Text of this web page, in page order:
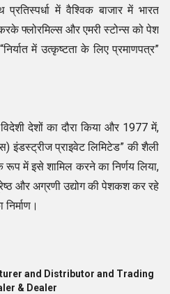
में वैश्विक बाजार में भारत
फ्लोरमिल्स और एमरी स्टोन्स को पेश
में उत्कृष्टता के लिए प्रमाणपत्र”
देशों का दौरा किया और 1977 में,
इंडस्ट्रीज प्राइवेट लिमिटेड” की शैली
में इसे शामिल करने का निर्णय लिया,
और अग्रणी उद्योग की पेशकश कर रहे
and Distributor and Trading
& Dealer